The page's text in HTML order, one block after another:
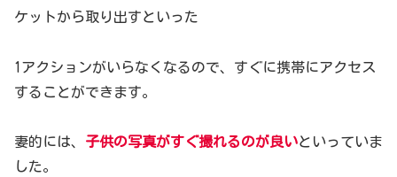
ケットから取り出すといった
1アクションがいらなくなるので、すぐに携帯にアクセス
することができます。
妻的には、 子供の写真がすぐ撮れるのが良いといっていま
した。